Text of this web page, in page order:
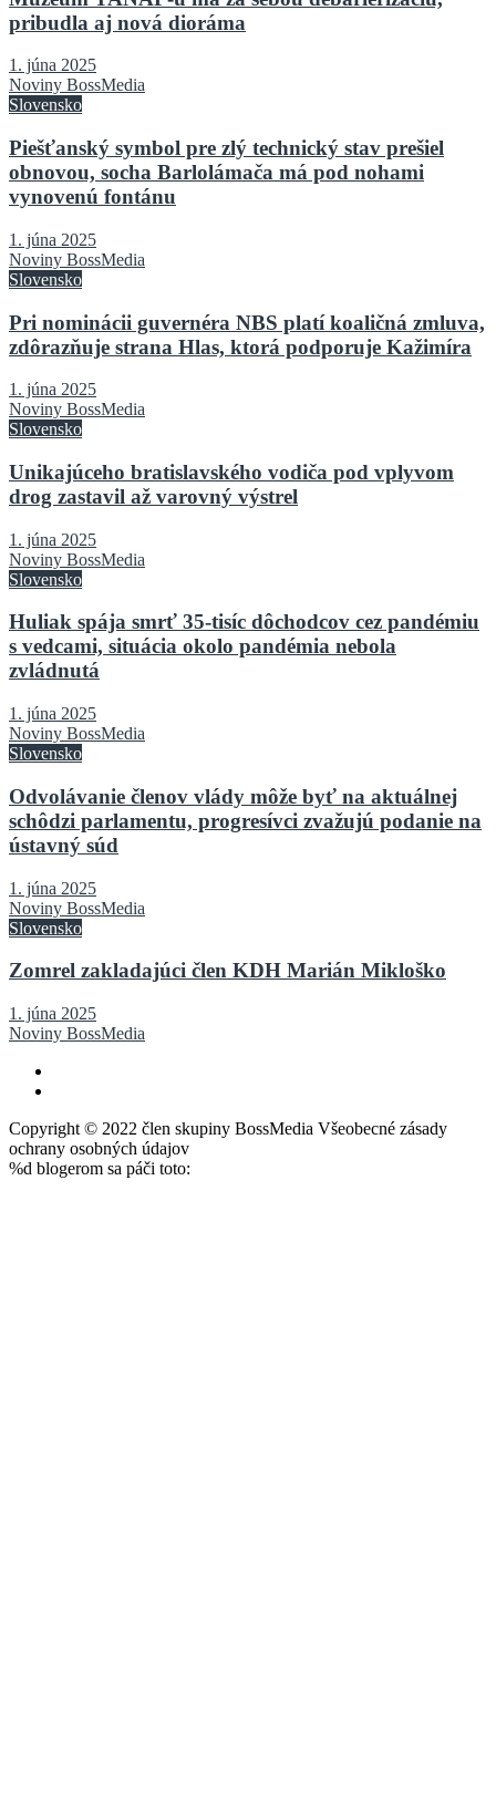
pribudla aj nová dioráma
1. júna 2025
Noviny BossMedia
Slovensko
Piešťanský symbol pre zlý technický stav prešiel
obnovou, socha Barlolámača má pod nohami
vynovenú fontánu
1. júna 2025
Noviny BossMedia
Slovensko
Pri nominácii guvernéra NBS platí koaličná zmluva,
zdôrazňuje strana Hlas, ktorá podporuje Kažimíra
1. júna 2025
Noviny BossMedia
Slovensko
Unikajúceho bratislavského vodiča pod vplyvom
drog zastavil až varovný výstrel
1. júna 2025
Noviny BossMedia
Slovensko
Huliak spája smrť 35-tisíc dôchodcov cez pandémiu
s vedcami, situácia okolo pandémia nebola
zvládnutá
1. júna 2025
Noviny BossMedia
Slovensko
Odvolávanie členov vlády môže byť na aktuálnej
schôdzi parlamentu, progresívci zvažujú podanie na
ústavný súd
1. júna 2025
Noviny BossMedia
Slovensko
Zomrel zakladajúci člen KDH Marián Mikloško
1. júna 2025
Noviny BossMedia
Copyright © 2022 člen skupiny BossMedia Všeobecné zásady
ochrany osobných údajov
%d blogerom sa páči toto: